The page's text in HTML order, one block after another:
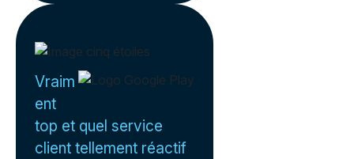
Vraim
ent
top et quel service
client tellement réactif